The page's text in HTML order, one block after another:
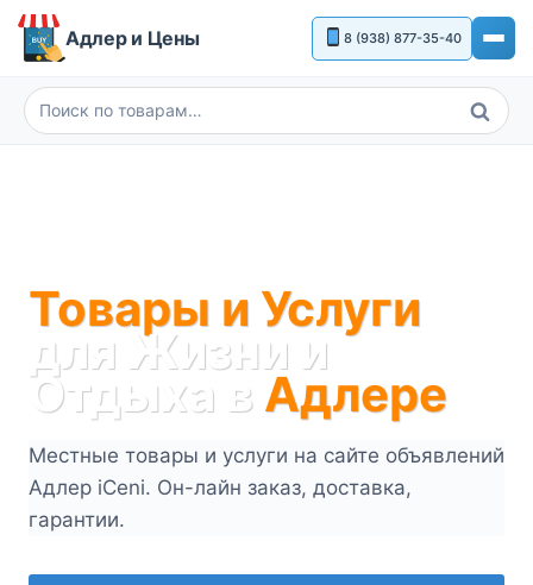
Перейти
Адлер и Цены 8 (938) 877-35-40
Искать:
Поиск
Товары и Услуги
для Жизни и
Отдыха в Адлере
Местные товары и услуги на сайте объявлений
Адлер iCeni. Он-лайн заказ, доставка,
гарантии.